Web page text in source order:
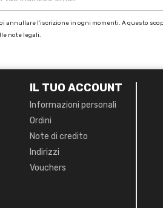
annullare l'iscrizione in ogni momenti. A questo
note legali.
IL TUO ACCOUNT
Informazioni personali
Ordini
Note di credito
Indirizzi
Vouchers